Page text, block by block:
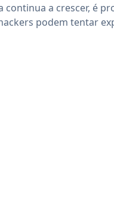
continua a crescer, é
podem tentar